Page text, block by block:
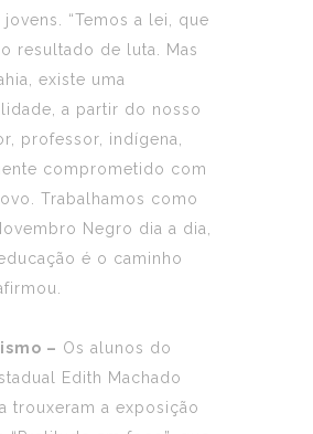
jovens. “Temos a lei, que
resultado de luta. Mas
existe uma
a partir do nosso
professor, indígena,
comprometido com
Trabalhamos como
Negro dia a dia,
é o caminho
– Os alunos do
Edith Machado
trouxeram a exposição